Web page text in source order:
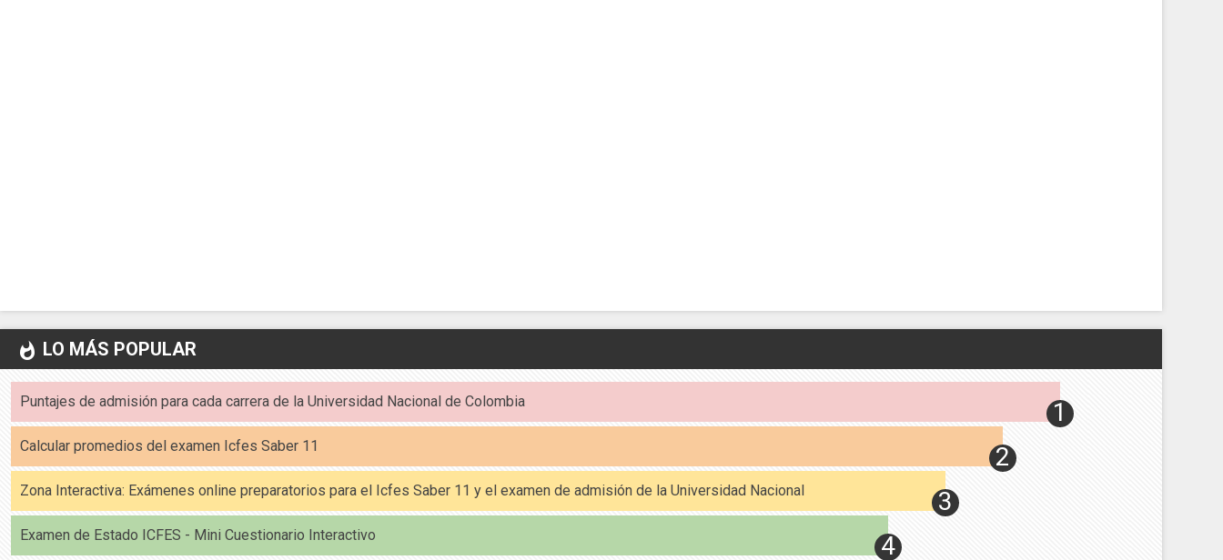
whatshot LO MÁS POPULAR
Puntajes de admisión para cada carrera de la Universidad Nacional de Colombia
Calcular promedios del examen Icfes Saber 11
Zona Interactiva: Exámenes online preparatorios para el Icfes Saber 11 y el examen de admisión de la Universidad Nacional
Examen de Estado ICFES - Mini Cuestionario Interactivo